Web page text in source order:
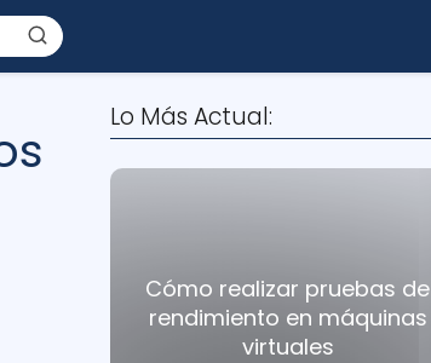
Lo Más Actual:
Cómo realizar pruebas de
rendimiento en máquinas
virtuales